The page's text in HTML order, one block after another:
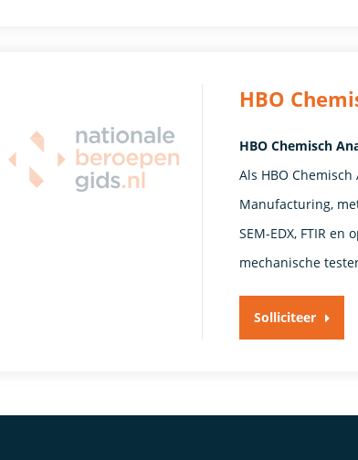
HBO
HBO Chemisch
Als HBO
Manufacturing,
SEM-EDX, FTIR
mechanische
Solliciteer